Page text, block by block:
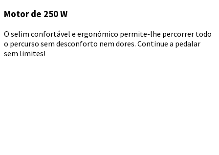
Motor de 250 W
O selim confortável e ergonómico permite-lhe percorrer todo
o percurso sem desconforto nem dores. Continue a pedalar
sem limites!